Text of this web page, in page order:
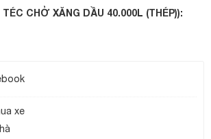
CHỞ XĂNG DẦU 40.000L (THÉP)):
xe